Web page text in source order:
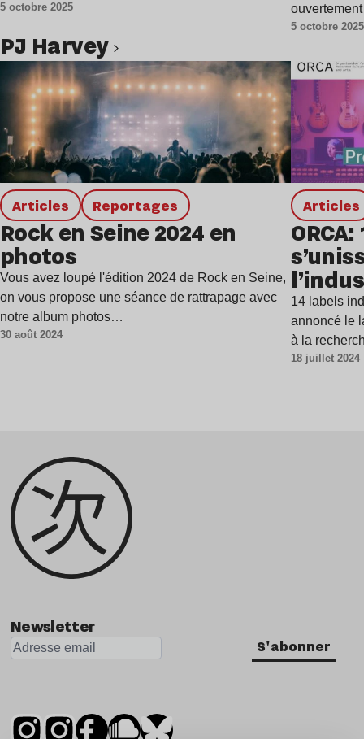
5 octobre 2025
avec une
5 octobre 2025
PJ Harvey
Articles Reportages
Rock en Seine 2024 en
photos
Vous avez loupé l'édition 2024 de Rock en Seine,
on vous propose une séance de rattrapage avec
notre album photos…
30 août 2024
Articles
14 labels
annoncé le
à la
18 juillet 2024
Lire l’article
Newsletter
S'abonner